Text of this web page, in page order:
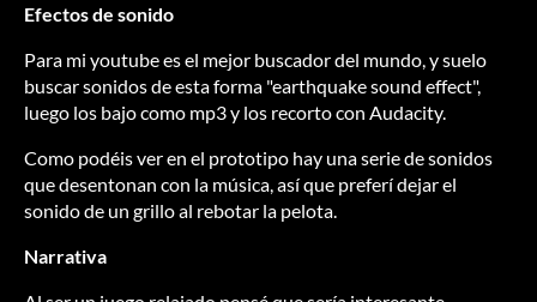
Efectos de sonido
Para mi youtube es el mejor buscador del mundo, y suelo
buscar sonidos de esta forma "earthquake sound effect",
luego los bajo como mp3 y los recorto con Audacity.
Como podéis ver en el prototipo hay una serie de sonidos
que desentonan con la música, así que preferí dejar el
sonido de un grillo al rebotar la pelota.
Narrativa